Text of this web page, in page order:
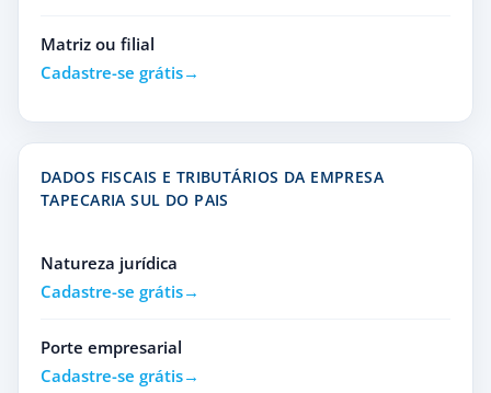
Matriz ou filial
Cadastre-se grátis
DADOS FISCAIS E TRIBUTÁRIOS DA EMPRESA
TAPECARIA SUL DO PAIS
Natureza jurídica
Cadastre-se grátis
Porte empresarial
Cadastre-se grátis